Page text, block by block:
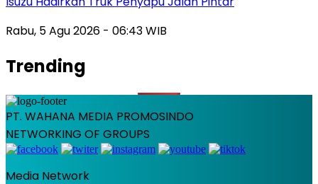
Rabu, 5 Agu 2026 - 06:43 WIB
Trending
PT. WAHANA MEDIA PROMOSINDO
NETWORKING OF GROUPS
Media Network